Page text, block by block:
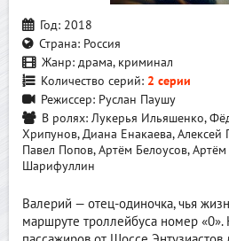
Год: 2018
Страна: Россия
Жанр: драма, криминал
Количество серий: 2 серии
Режиссер: Руслан Паушу
В ролях: Лукерья Ильяшенко,
Хрипунов, Диана Енакаева,
Павел Попов, Артём Белоусов,
Шарифуллин
Валерий — отец-одиночка, чья
маршруте троллейбуса номер